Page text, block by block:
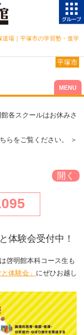
道場｜平塚市の学習塾・進学
平塚市
各スクールはお休みさ
らをご覧ください。 ＞
体験会受付中！
啓明館本科コース生も
体験会」 にぜひお越し